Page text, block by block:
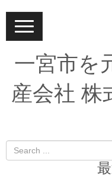
N
a
v
g
i
o
一宮市を
産会社 株